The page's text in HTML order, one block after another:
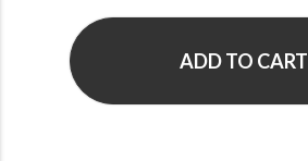
ADD TO CART